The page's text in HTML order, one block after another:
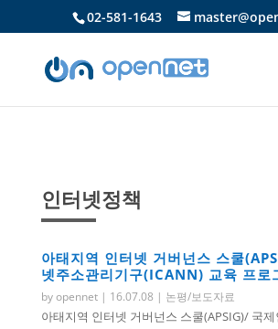
02-581-1643
인터넷정책
아태지역 인터넷 거버넌스 스쿨
넷주소관리기구(ICANN) 교육 프로
byopennet| 16.07.08 | 논평/보도자료
아태지역 인터넷 거버넌스 스쿨(APSIG)/ 국